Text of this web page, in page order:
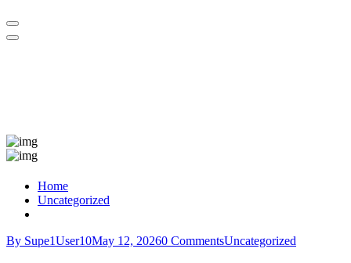
Home
Uncategorized
By Supe1User10May 12, 20260 CommentsUncategorized